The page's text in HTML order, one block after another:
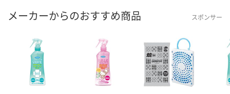
メーカーからのおすすめ商品 スポンサー